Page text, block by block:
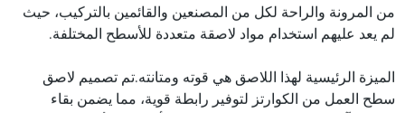
من المرونة والراحة لكل من المصنعين والقائمين بالتركيب، حيث
لم يعد عليهم استخدام مواد لاصقة متعددة للأسطح المختلفة.
الميزة الرئيسية لهذا اللاصق هي قوته ومتانته.تم تصميم لاصق
سطح العمل من الكوارتز لتوفير رابطة قوية، مما يضمن بقاء